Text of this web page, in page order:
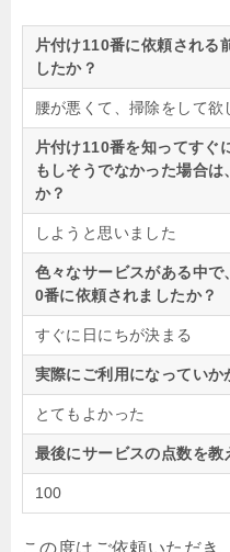
片付け110番に依頼される
したか？
腰が悪くて、掃除をして欲
片付け110番を知ってすぐ
もしそうでなかった場合
か？
しようと思いました
色々なサービスがある中
0番に依頼されましたか？
すぐに日にちが決まる
実際にご利用になっていか
とてもよかった
最後にサービスの点数を教
100
この度はご依頼いただき